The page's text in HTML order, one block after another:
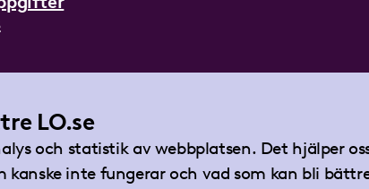
LO.se
och statistik av webbplatsen. Det hjälper
kanske inte fungerar och vad som kan bli